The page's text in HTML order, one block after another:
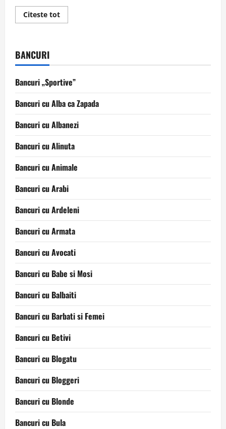
Citeste totRead
more
BANCURI
Bancuri „Sportive”
Bancuri cu Alba ca Zapada
Bancuri cu Albanezi
Bancuri cu Alinuta
Bancuri cu Animale
Bancuri cu Arabi
Bancuri cu Ardeleni
Bancuri cu Armata
Bancuri cu Avocati
Bancuri cu Babe si Mosi
Bancuri cu Balbaiti
Bancuri cu Barbati si Femei
Bancuri cu Betivi
Bancuri cu Blogatu
Bancuri cu Bloggeri
Bancuri cu Blonde
Bancuri cu Bula